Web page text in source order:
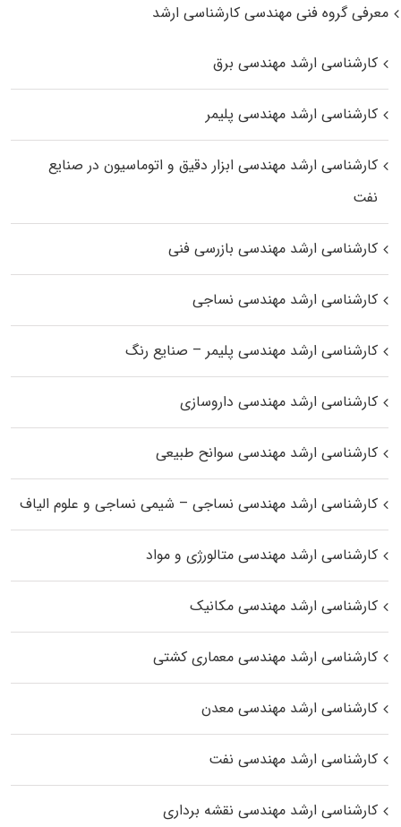
معرفی گروه فنی مهندسی کارشناسی ارشد
کارشناسی ارشد مهندسی برق
کارشناسی ارشد مهندسی پلیمر
کارشناسی ارشد مهندسی ابزار دقیق و اتوماسیون در صنایع
نفت
کارشناسی ارشد مهندسی بازرسی فنی
کارشناسی ارشد مهندسی نساجی
کارشناسی ارشد مهندسی پلیمر – صنایع رنگ
کارشناسی ارشد مهندسی داروسازی
کارشناسی ارشد مهندسی سوانح طبیعی
کارشناسی ارشد مهندسی نساجی – شیمی نساجی و علوم الیاف
کارشناسی ارشد مهندسی متالورژی و مواد
کارشناسی ارشد مهندسی مکانیک
کارشناسی ارشد مهندسی معماری کشتی
کارشناسی ارشد مهندسی معدن
کارشناسی ارشد مهندسی نفت
کارشناسی ارشد مهندسی نقشه برداری